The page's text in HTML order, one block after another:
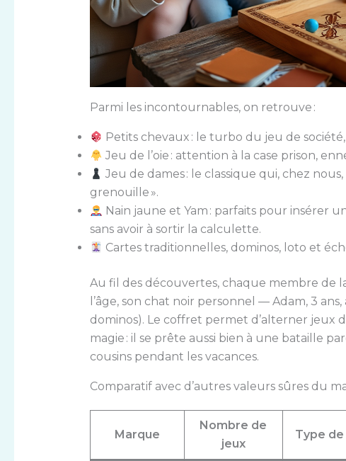
Parmi les incontournables, on retrouve :
Petits chevaux : le turbo du jeu de
Jeu de l’oie : attention à la case prison,
Jeu de dames : le classique qui, chez
grenouille ».
Nain jaune et Yam : parfaits pour insérer
sans avoir à sortir la calculette.
Cartes traditionnelles, dominos, loto et
Au fil des découvertes, chaque membre de
l’âge, son chat noir personnel — Adam, 3
dominos). Le coffret permet d’alterner jeux
magie : il se prête aussi bien à une bataille
cousins pendant les vacances.
Comparatif avec d’autres valeurs sûres du
Marque
Nombre de
jeux
Type de